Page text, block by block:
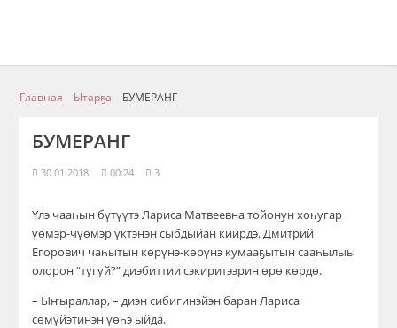
Главная Ытарҕа БУМЕРАНГ
БУМЕРАНГ
30.01.2018 00:24 3
Үлэ чааһын бүтүүтэ Лариса Матвеевна тойонун хоһугар
үөмэр-чүөмэр үктэнэн сыбдыйан киирдэ. Дмитрий
Егорович чаһытын көрүнэ-көрүнэ кумааҕытын сааһылыы
олорон “тугуй?” диэбиттии сэкиритээрин өрө көрдө.
– Ыҥыраллар, – диэн сибигинэйэн баран Лариса
сөмүйэтинэн үөһэ ыйда.